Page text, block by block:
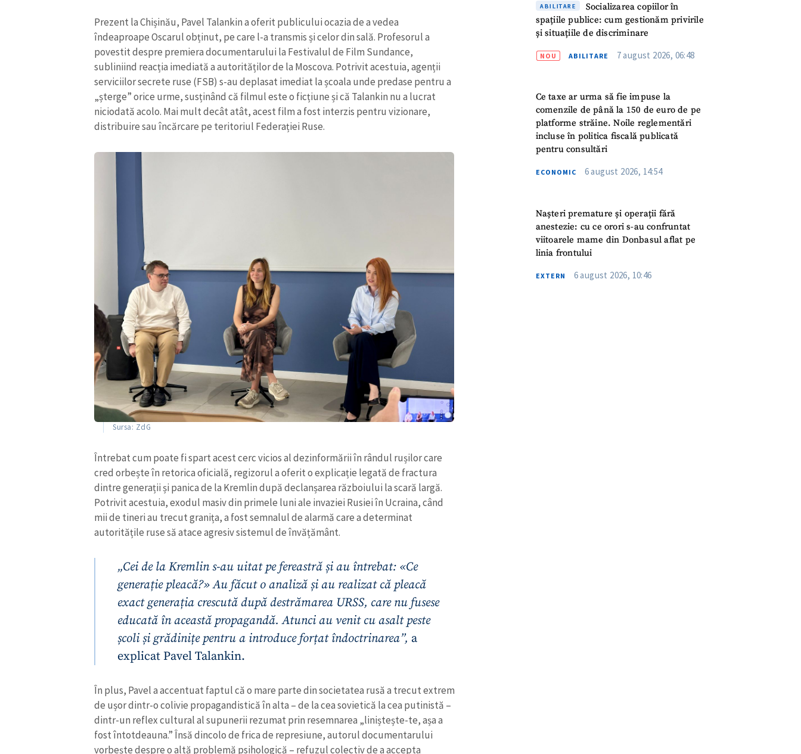
Prezent la Chișinău, Pavel Talankin a oferit publicului ocazia de a vedea
îndeaproape Oscarul obținut, pe care l-a transmis și celor din sală. Profesorul a
povestit despre premiera documentarului la Festivalul de Film Sundance,
subliniind reacția imediată a autorităților de la Moscova. Potrivit acestuia, agenții
serviciilor secrete ruse (FSB) s-au deplasat imediat la școala unde predase pentru a
„șterge” orice urme, susținând că filmul este o ficțiune și că Talankin nu a lucrat
niciodată acolo. Mai mult decât atât, acest film a fost interzis pentru vizionare,
distribuire sau încărcare pe teritoriul Federației Ruse.
Sursa: ZdG
Întrebat cum poate fi spart acest cerc vicios al dezinformării în rândul rușilor care
cred orbește în retorica oficială, regizorul a oferit o explicație legată de fractura
dintre generații și panica de la Kremlin după declanșarea războiului la scară largă.
Potrivit acestuia, exodul masiv din primele luni ale invaziei Rusiei în Ucraina, când
mii de tineri au trecut granița, a fost semnalul de alarmă care a determinat
autoritățile ruse să atace agresiv sistemul de învățământ.
„Cei de la Kremlin s-au uitat pe fereastră și au întrebat: «Ce
generație pleacă?» Au făcut o analiză și au realizat că pleacă
exact generația crescută după destrămarea URSS, care nu fusese
educată în această propagandă. Atunci au venit cu asalt peste
școli și grădinițe pentru a introduce forțat îndoctrinarea”, a
explicat Pavel Talankin.
În plus, Pavel a accentuat faptul că o mare parte din societatea rusă a trecut extrem
de ușor dintr-o colivie propagandistică în alta – de la cea sovietică la cea putinistă –
dintr-un reflex cultural al supunerii rezumat prin resemnarea „liniștește-te, așa a
fost întotdeauna.” Însă dincolo de frica de represiune, autorul documentarului
vorbește despre o altă problemă psihologică – refuzul colectiv de a accepta
ABILITARE
Socializarea copiilor în
spațiile publice: cum gestionăm privirile
și situațiile de discriminare
NOU ABILITARE 7 august 2026, 06:48
Ce taxe ar urma să fie impuse la
comenzile de până la 150 de euro de pe
platforme străine. Noile reglementări
incluse în politica fiscală publicată
pentru consultări
ECONOMIC 6 august 2026, 14:54
Nașteri premature și operații fără
anestezie: cu ce orori s-au confruntat
viitoarele mame din Donbasul aflat pe
linia frontului
EXTERN 6 august 2026, 10:46
Mesajul știrei + Mesajul știrei
Am citit și sunt de acord cupolitica de
TRIMITE ȘTIREA